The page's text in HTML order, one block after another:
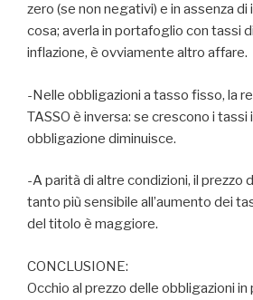
zero (se non negativi) e in assenza di
cosa; averla in portafoglio con tassi
inflazione, è ovviamente altro affare.
-Nelle obbligazioni a tasso fisso, la
TASSO è inversa: se crescono i tassi
obbligazione diminuisce.
-A parità di altre condizioni, il prezzo
tanto più sensibile all’aumento dei
del titolo è maggiore.
CONCLUSIONE:
Occhio al prezzo delle obbligazioni